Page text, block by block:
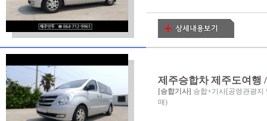
제주승합차 제주도여행
[승합기사] 승합+기사[공영관광
매)